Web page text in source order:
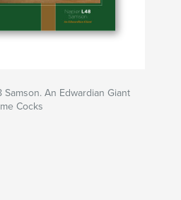
Samson. An Edwardian Giant
Cocks